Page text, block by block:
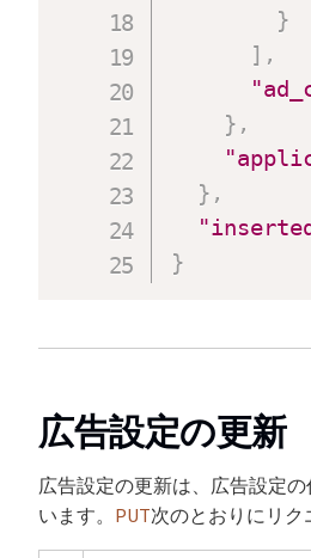
}
] ,
} ,
} ,
}
広告設定の更新
広告設定の更新は、広告設定
います。 PUT次のとおりにリク